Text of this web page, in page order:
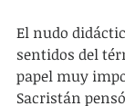
El nudo
sentidos del
papel muy
Sacristán